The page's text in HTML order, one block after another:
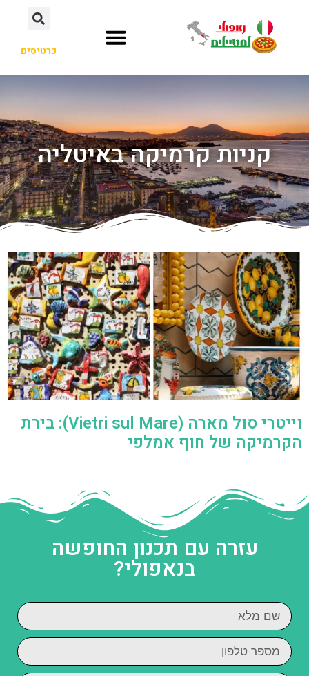
כרטיסים
קניות קרמיקה באיטליה
וייטרי סול מארה (Vietri sul Mare): בירת
הקרמיקה של חוף אמלפי
עזרה עם תכנון החופשה
בנאפולי?